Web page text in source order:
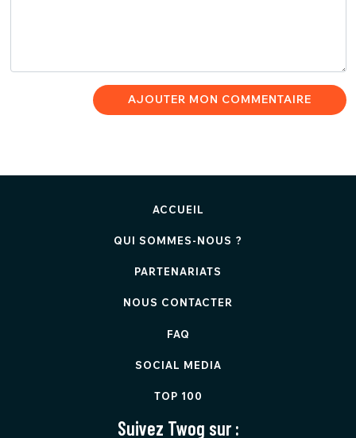
AJOUTER MON COMMENTAIRE
ACCUEIL
QUI SOMMES-NOUS ?
PARTENARIATS
NOUS CONTACTER
FAQ
SOCIAL MEDIA
TOP 100
Suivez Twog sur :